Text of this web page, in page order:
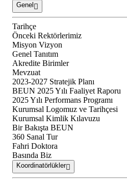
Genel
Tarihçe
Önceki Rektörlerimiz
Misyon Vizyon
Genel Tanıtım
Akredite Birimler
Mevzuat
2023-2027 Stratejik Planı
BEUN 2025 Yılı Faaliyet Raporu
2025 Yılı Performans Programı
Kurumsal Logomuz ve Tarihçesi
Kurumsal Kimlik Kılavuzu
Bir Bakışta BEUN
360 Sanal Tur
Fahri Doktora
Basında Biz
Koordinatörlükler